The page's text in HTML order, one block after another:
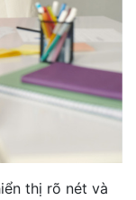
thị rõ nét và